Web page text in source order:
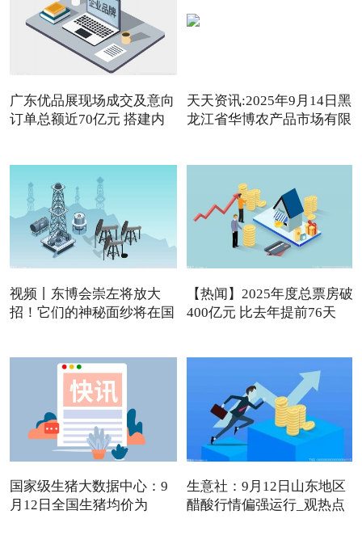
广东优品展现场成交及意向
订单总额近70亿元 搭建内
天天资讯:2025年9月14日黑
龙江省华博农产品市场有限
视频丨东博会崇左将放大
招！它们的神秘面纱将在国
【热闻】2025年度总票房破
400亿元 比去年提前76天
国家级生猪大数据中心：9
月12日全国生猪均价为
生意社：9月12日山东地区
醋酸行情偏强运行_观热点